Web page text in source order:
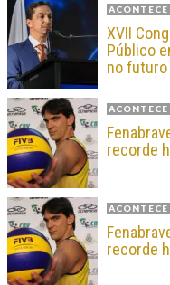
ACONTECE
XVII
Público
no
ACONTECE
recorde
ACONTECE
recorde